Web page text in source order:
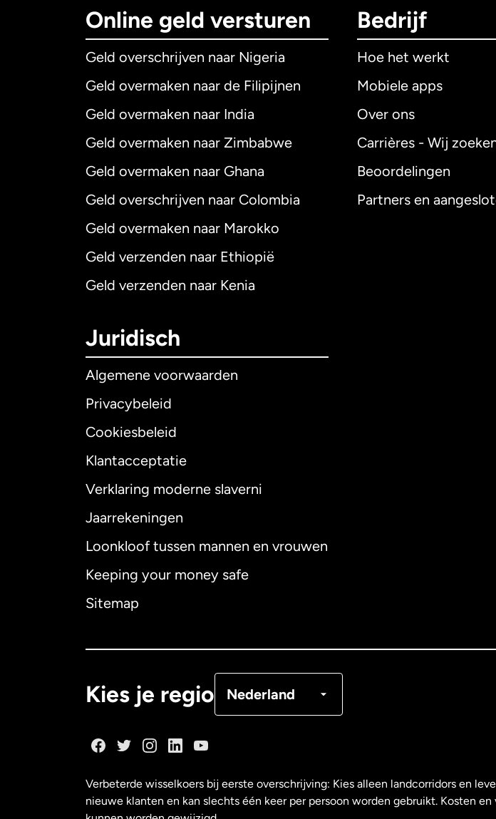
Online geld versturen
Geld overschrijven naar Nigeria
Geld overmaken naar de Filipijnen
Geld overmaken naar India
Geld overmaken naar Zimbabwe
Geld overmaken naar Ghana
Geld overschrijven naar Colombia
Geld overmaken naar Marokko
Geld verzenden naar Ethiopië
Geld verzenden naar Kenia
Bedrijf
Hoe het werkt
Mobiele apps
Over ons
Carrières - Wij
Beoordelingen
Partners en
Juridisch
Algemene voorwaarden
Privacybeleid
Cookiesbeleid
Klantacceptatie
Verklaring moderne slaverni
Jaarrekeningen
Loonkloof tussen mannen en vrouwen
Keeping your money safe
Sitemap
Kies je regio Nederland
Australië
Verbeterde wisselkoers bij eerste overschrijving: Kies alleen landcorridors en
nieuwe klanten en kan slechts één keer per persoon worden gebruikt. Kosten